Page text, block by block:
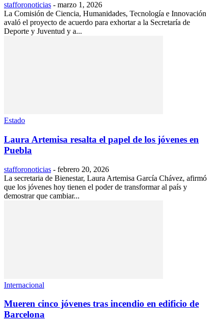
stafforonoticias - marzo 1, 2026
La Comisión de Ciencia, Humanidades, Tecnología e Innovación
avaló el proyecto de acuerdo para exhortar a la Secretaría de
Deporte y Juventud y a...
Estado
Laura Artemisa resalta el papel de los jóvenes en
Puebla
stafforonoticias - febrero 20, 2026
La secretaria de Bienestar, Laura Artemisa García Chávez, afirmó
que los jóvenes hoy tienen el poder de transformar al país y
demostrar que cambiar...
Internacional
Mueren cinco jóvenes tras incendio en edificio de
Barcelona